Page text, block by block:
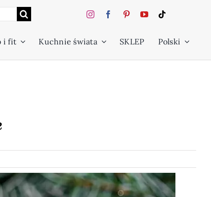
i fit Kuchnie świata SKLEP Polski